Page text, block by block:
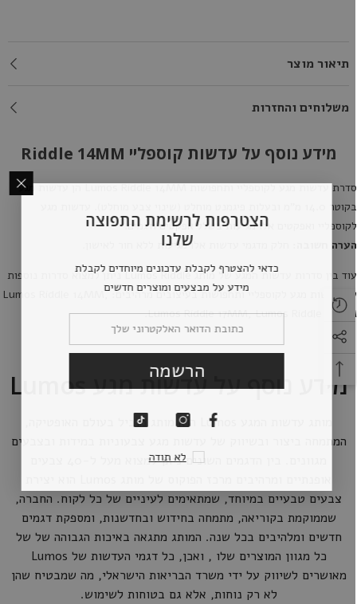
תיאור מוצר
משלוחים והחזרות
מידע נוסף על עדשות קוספליי Riddle 14MM
עדשות מגע לקוספליי ותחפושותLumos Riddle 14MMהן עדשות מגע
ואפקטים אלו מגיעות בשלל אפקטים ודגמים.
חשובה:
חלק מדגמי עדשות אלו מגיעות ללא חור לאישון.
בין סדרות עדשות המגע של מותגLumos Riddleניתן למצוא סדרות נוספות
עדשות מגע לקוספליי ותחפושות בעיצובים מרהיבים: Lumos Riddle 14MM,
Lumos Riddle 17MM,Lumos Riddle
.
מידע נוסף על עדשות מגע Lumos
מותג עדשות המגע Lumos הוא מותג מוביל בעולם האופטיקה,
המתמחה ביצור ובשיווק של עדשות מגע צבעוניות במידות ובצבעים
צבעים טבעיים במיוחד, שמתאימים לעיניים של כל לקוח. החברה,
שממוקמת בקוריאה, מתמחה בחידוש ובחדשנות, ומספקת דגמים
חדשים ומלהיבים בכל שנה. המותג מתגאה באיכות הגבוהה של של
כל מגוון המוצרים שלו , ואכן, כל דגמי העדשות של Lumos
מאושרים לשיווק על ידי משרד הבריאות הישראלי, מה שמבטיח שהן
לא רק נוחות, אלא גם בטוחות לשימוש.
הצטרפות לרשימת התפוצה
שלנו
כדאי להצטרף לקבלת עדכונים מיוחדים לקבלת
מידע על מבצעים ומוצרים חדשים
הרשמה
לא תודה